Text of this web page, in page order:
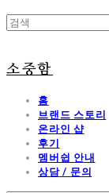
소중함
홈
브랜드 스토리
온라인 샵
후기
멤버쉽 안내
상담 / 문의